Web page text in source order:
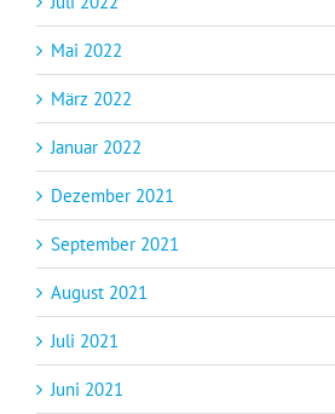
Mai 2022
März 2022
Januar 2022
Dezember 2021
September 2021
August 2021
Juli 2021
Juni 2021